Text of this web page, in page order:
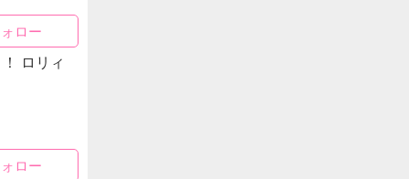
ロリィ
ロー
ロー